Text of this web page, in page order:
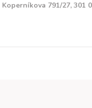
Koperníkova 791/27, 301